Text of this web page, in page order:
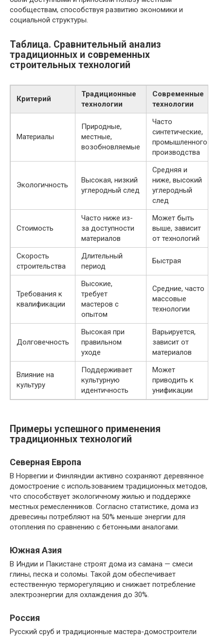
сообществам, способствуя развитию экономики и
социальной структуры.
Таблица. Сравнительный анализ
традиционных и современных
строительных технологий
Критерий
Традиционные
технологии
Современные
технологии
Материалы
Природные,
местные,
возобновляемые
Часто
синтетические,
промышленного
производства
Экологичность
Высокая, низкий
углеродный след
Средняя и
ниже, высокий
углеродный
след
Стоимость
Часто ниже из-
за доступности
материалов
Может быть
выше, зависит
от технологий
Скорость
строительства
Длительный
период
Быстрая
Требования к
квалификации
Высокие,
требует
мастеров с
опытом
Средние, часто
массовые
технологии
Долговечность
Высокая при
правильном
уходе
Варьируется,
зависит от
материалов
Влияние на
культуру
Поддерживает
культурную
идентичность
Может
приводить к
унификации
Примеры успешного применения
традиционных технологий
Северная Европа
В Норвегии и Финляндии активно сохраняют деревянное
домостроение с использованием традиционных методов,
что способствует экологичному жилью и поддержке
местных ремесленников. Согласно статистике, дома из
древесины потребляют на 50% меньше энергии для
отопления по сравнению с бетонными аналогами.
Южная Азия
В Индии и Пакистане строят дома из самана — смеси
глины, песка и соломы. Такой дом обеспечивает
естественную терморегуляцию и снижает потребление
электроэнергии для охлаждения до 30%.
Россия
Русский сруб и традиционные мастера-домостроители